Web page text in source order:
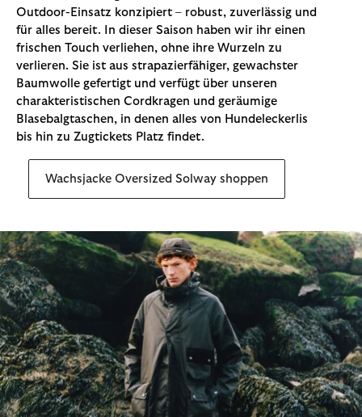
Outdoor-Einsatz konzipiert – robust, zuverlässig und
für alles bereit. In dieser Saison haben wir ihr einen
frischen Touch verliehen, ohne ihre Wurzeln zu
verlieren. Sie ist aus strapazierfähiger, gewachster
Baumwolle gefertigt und verfügt über unseren
charakteristischen Cordkragen und geräumige
Blasebalgtaschen, in denen alles von Hundeleckerlis
bis hin zu Zugtickets Platz findet.
Wachsjacke Oversized Solway shoppen